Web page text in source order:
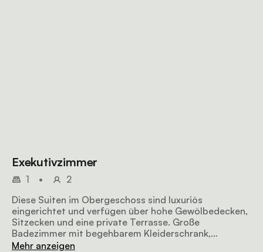
Exekutivzimmer
1 •
2
Diese Suiten im Obergeschoss sind luxuriös
eingerichtet und verfügen über hohe Gewölbedecken,
Sitzecken und eine private Terrasse. Große
Badezimmer mit begehbarem Kleiderschrank,
Doppelwaschtisch, separater Badewanne und Dusche.
Mehr anzeigen